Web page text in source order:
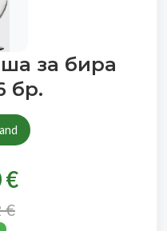
за бира
бр.
€
€